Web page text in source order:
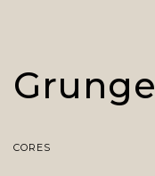
Grunge
CORES